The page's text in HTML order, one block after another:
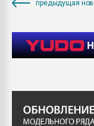
предыдущая